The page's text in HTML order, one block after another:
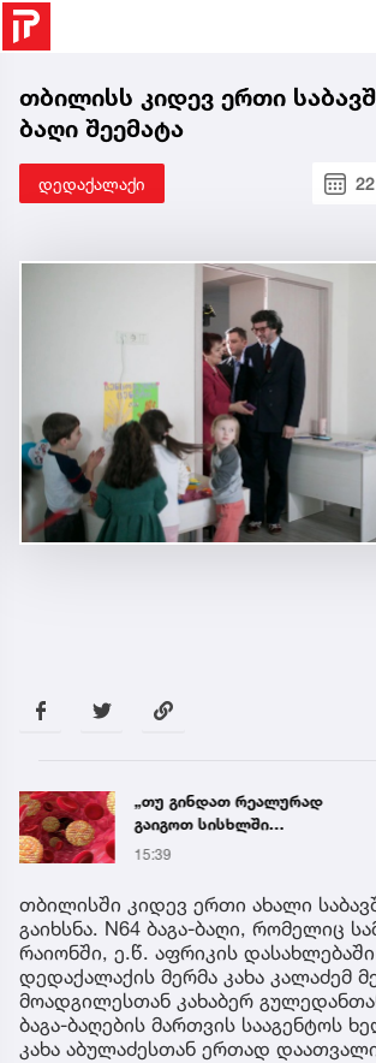
თბილისს კიდევ ერთი
ბაღი შეემატა
დედაქალაქი
„თუ გინდათ რეალურად
გაიგოთ სისხლში
ქოლესტეროლის დონე,
გიორგი ღოღობერიძის
რჩევა
15:39
თბილისში კიდევ ერთი ახალი
გაიხსნა. N64 ბაგა-ბაღი, რომელიც
რაიონში, ე.წ. აფრიკის
დედაქალაქის მერმა კახა კალაძემ
მოადგილესთან კახაბერ
ბაგა-ბაღების მართვის სააგენტოს
კახა აბულაძესთან ერთად